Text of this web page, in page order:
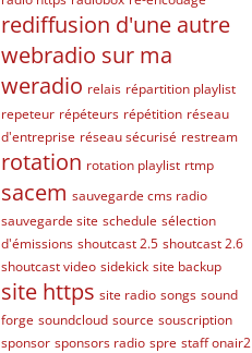
rediffusion d'une autre
webradio sur ma
weradio relais répartition playlist
repeteur répéteurs répétition réseau
d'entreprise réseau sécurisé restream
rotation rotation playlist rtmp
sacem sauvegarde cms radio
sauvegarde site schedule sélection
d'émissions shoutcast 2.5 shoutcast 2.6
shoutcast video sidekick site backup
site https site radio songs sound
forge soundcloud source souscription
sponsor sponsors radio spre staff onair2